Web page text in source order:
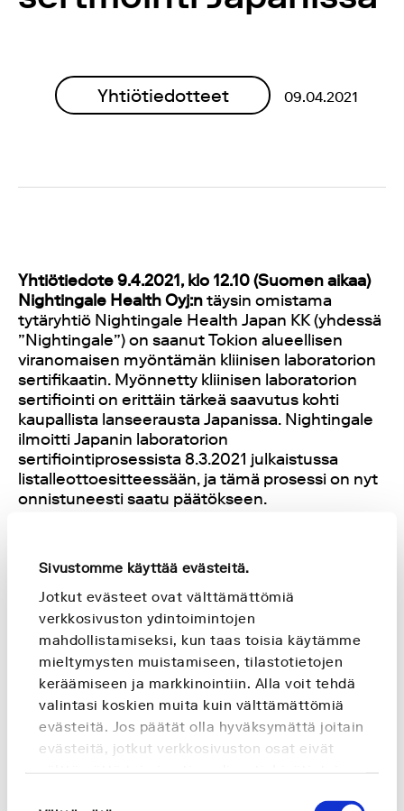
Sivustomme käyttää evästeitä.
Jotkut evästeet ovat välttämättömiä
verkkosivuston ydintoimintojen
mahdollistamiseksi, kun taas toisia käytämme
mieltymysten muistamiseen, tilastotietojen
keräämiseen ja markkinointiin. Alla voit tehdä
valintasi koskien muita kuin välttämättömiä
evästeitä. Jos päätät olla hyväksymättä joitain
evästeitä, jotkut verkkosivuston osat eivät
Yhtiötiedotteet 09.04.2021
Yhtiötiedote 9.4.2021, klo 12.10 (Suomen aikaa)
Nightingale Health Oyj:ntäysin omistama
tytäryhtiö Nightingale Health Japan KK (yhdessä
”Nightingale”) on saanut Tokion alueellisen
viranomaisen myöntämän kliinisen laboratorion
sertifikaatin. Myönnetty kliinisen laboratorion
sertifiointi on erittäin tärkeä saavutus kohti
kaupallista lanseerausta Japanissa. Nightingale
ilmoitti Japanin laboratorion
sertifiointiprosessista 8.3.2021 julkaistussa
listalleottoesitteessään, ja tämä prosessi on nyt
onnistuneesti saatu päätökseen.
“Saavutettu kliinisen laboratorion sertifiointi on
jälleen osoitus korkeasta laatustandardista, jota
noudatamme kaikissa laboratorioissamme
kansainvälisesti, sekä kyvystämme mukautua
paikallisiin vaatimuksiin. Odotamme innolla
kaupallisen toiminnan käynnistymistä Tokion
laboratoriossa.”
Pasi Soininen, Nightingale laboratoriojohtaja ja